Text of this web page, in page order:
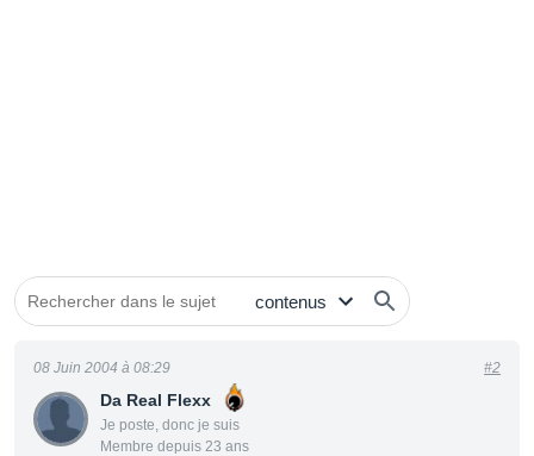
Da Real Flexx
Je poste, donc je suis
Membre depuis 23 ans
08 Juin 2004 à 08:29 #2